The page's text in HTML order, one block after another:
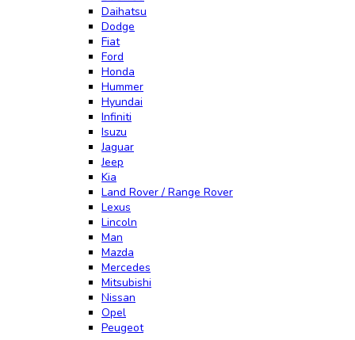
Daihatsu
Dodge
Fiat
Ford
Honda
Hummer
Hyundai
Infiniti
Isuzu
Jaguar
Jeep
Kia
Land Rover / Range Rover
Lexus
Lincoln
Man
Mazda
Mercedes
Mitsubishi
Nissan
Opel
Peugeot